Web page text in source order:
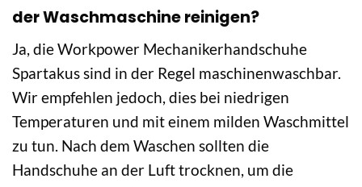
der Waschmaschine reinigen?
Ja, die Workpower Mechanikerhandschuhe
Spartakus sind in der Regel maschinenwaschbar.
Wir empfehlen jedoch, dies bei niedrigen
Temperaturen und mit einem milden Waschmittel
zu tun. Nach dem Waschen sollten die
Handschuhe an der Luft trocknen, um die